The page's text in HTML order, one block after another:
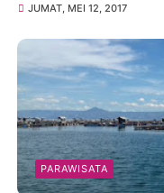
JUMAT, MEI 12, 2017
PARAWISATA